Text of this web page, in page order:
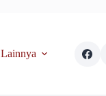
Lainnya